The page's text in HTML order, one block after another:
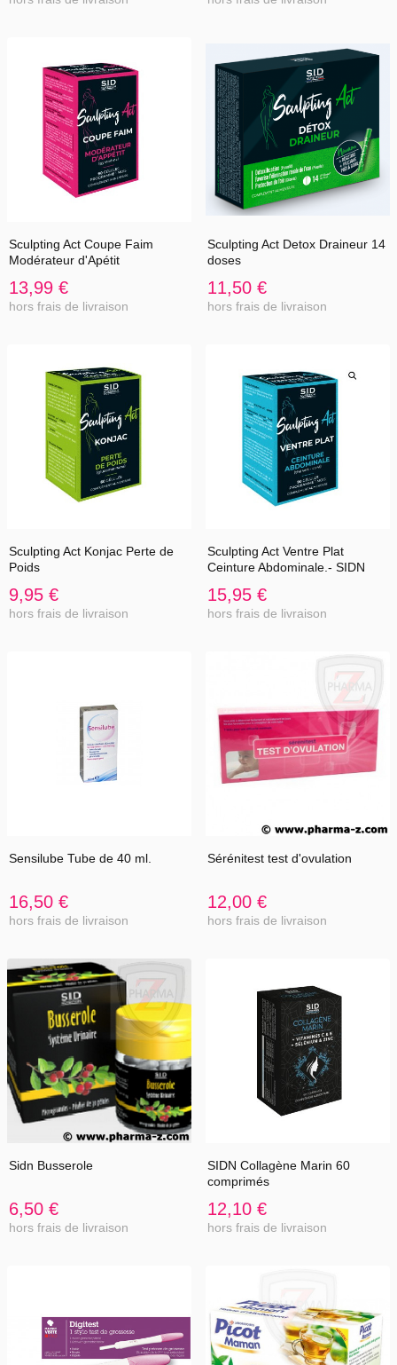
Sculpting Act Coupe Faim
Modérateur d'Apétit
13,99 €
hors frais de livraison
Sculpting Act Detox Draineur 14
doses
11,50 €
hors frais de livraison
Sculpting Act Konjac Perte de
Poids
9,95 €
hors frais de livraison
Sculpting Act Ventre Plat
Ceinture Abdominale.- SIDN
15,95 €
hors frais de livraison
Sensilube Tube de 40 ml.
16,50 €
hors frais de livraison
Sérénitest test d'ovulation
12,00 €
hors frais de livraison
Sidn Busserole
6,50 €
hors frais de livraison
SIDN Collagène Marin 60
comprimés
12,10 €
hors frais de livraison